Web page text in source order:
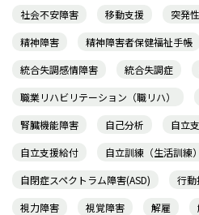
社会不安障害
移動支援 突発
精神障害
精神障害者保健福祉手帳
統合失調感情障害
統合失調症
職業リハビリテーション（職リハ）
腎臓機能障害
自己分析 自立
自立支援給付
自立訓練（生活訓練）
自閉症スペクトラム障害(ASD)
行動
視力障害
視覚障害 解雇